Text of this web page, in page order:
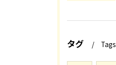
タグ Tags